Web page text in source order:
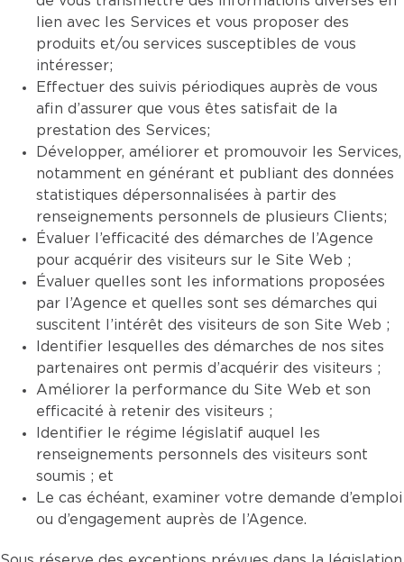
lien avec les Services et vous proposer des
produits et/ou services susceptibles de vous
intéresser;
Effectuer des suivis périodiques auprès de vous
afin d’assurer que vous êtes satisfait de la
prestation des Services;
Développer, améliorer et promouvoir les Services,
notamment en générant et publiant des données
statistiques dépersonnalisées à partir des
renseignements personnels de plusieurs Clients;
Évaluer l’efficacité des démarches de l’Agence
pour acquérir des visiteurs sur le Site Web ;
Évaluer quelles sont les informations proposées
par l’Agence et quelles sont ses démarches qui
suscitent l’intérêt des visiteurs de son Site Web ;
Identifier lesquelles des démarches de nos sites
partenaires ont permis d’acquérir des visiteurs ;
Améliorer la performance du Site Web et son
efficacité à retenir des visiteurs ;
Identifier le régime législatif auquel les
renseignements personnels des visiteurs sont
soumis ; et
Le cas échéant, examiner votre demande d’emploi
ou d’engagement auprès de l’Agence.